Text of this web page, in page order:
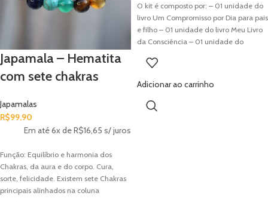
Japamala – Hematita
com sete chakras
Japamalas
R$99,90
Em até 6x deR$16,65 s/ juros
Função: Equilíbrio e harmonia dos
Chakras, da aura e do corpo. Cura,
sorte, felicidade. Existem sete Chakras
principais alinhados na coluna
O kit é composto por: – 01 unidade do
livro Um Compromisso por Dia para pais
e filho – 01 unidade do livro Meu Livro
da Consciência – 01 unidade do
Baralhinho dos Sentimento Brinde: 01
Adicionar ao carrinho